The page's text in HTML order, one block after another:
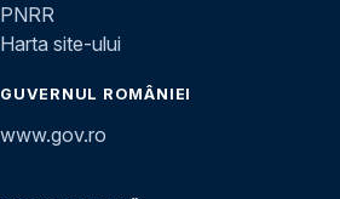
PNRR
Harta site-ului
GUVERNUL ROMÂNIEI
www.gov.ro